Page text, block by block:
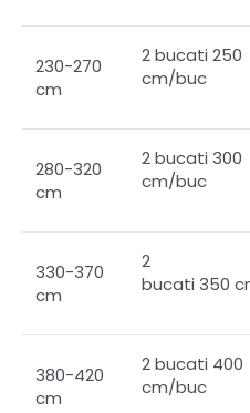
230-270
cm
2 bucati 250
cm/buc
280-320
cm
2 bucati 300
cm/buc
330-370
cm
2
bucati 350
380-420
cm
2 bucati 400
cm/buc